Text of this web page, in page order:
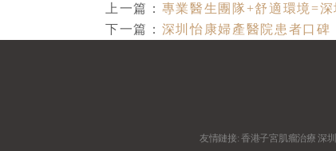
上一篇： 專業醫生團隊+舒適環境=
下一篇： 深圳怡康婦產醫院患者口碑
友情鏈接:香港子宮肌瘤治療 深